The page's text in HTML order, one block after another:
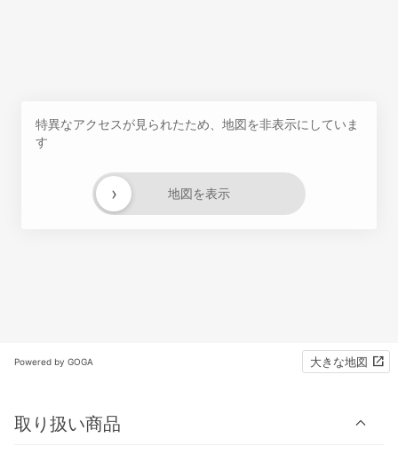
特異なアクセスが見られたため、地図を非表示にしていま
す
地図を表示
›
Powered by GOGA 大きな地図
取り扱い商品